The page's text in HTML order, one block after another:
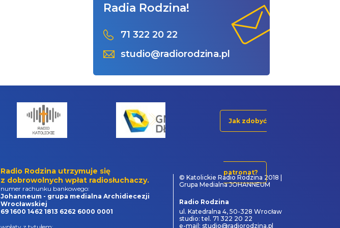
Radia Rodzina!
71 322 20 22
studio@radiorodzina.pl
Jak zdobyć
patronat?
Radio Rodzina utrzymuje się
z dobrowolnych wpłat radiosłuchaczy.
numer rachunku bankowego:
Johanneum - grupa medialna Archidiecezji
Wrocławskiej
69 1600 1462 1813 6262 6000 0001
© Katolickie Radio Rodzina 2018 |
Grupa Medialna JOHANNEUM
Radio Rodzina
ul. Katedralna 4, 50-328 Wrocław
studio: tel. 71 322 20 22
e-mail: studio@radiorodzina.pl